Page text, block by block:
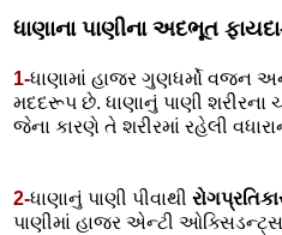
ધાણાના પાણીના અદભૂત
1-ધાણામાં હાજર ગુણધર્મો વજન
મદદરૂપ છે. ધાણાનું પાણી
જેના કારણે તે શરીરમાં રહેલી
2-ધાણાનું પાણી પીવાથી
પાણીમાં હાજર એન્ટી ઓક્સિડન્ટ્સ